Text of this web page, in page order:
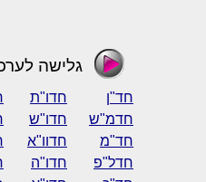
גלישה
חד"ן חדו"ת
חדמ"ש
חדו"ש
חד"מ
חדוו"א
חדל"פ
חדו"ה